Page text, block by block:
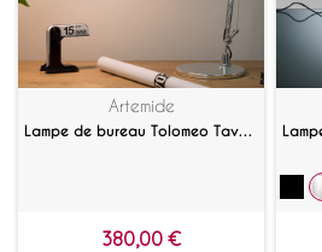
Artemide
Lampe de bureau Tolomeo Tavolo
380,00 €